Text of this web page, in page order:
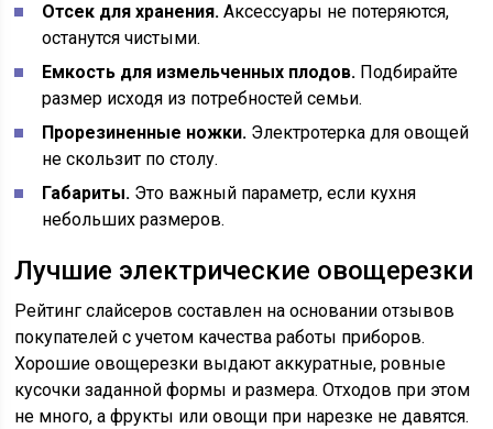
Отсек для хранения. Аксессуары не потеряются,
останутся чистыми.
Емкость для измельченных плодов. Подбирайте
размер исходя из потребностей семьи.
Прорезиненные ножки. Электротерка для овощей
не скользит по столу.
Габариты. Это важный параметр, если кухня
небольших размеров.
Лучшие электрические овощерезки
Рейтинг слайсеров составлен на основании отзывов
покупателей с учетом качества работы приборов.
Хорошие овощерезки выдают аккуратные, ровные
кусочки заданной формы и размера. Отходов при этом
не много, а фрукты или овощи при нарезке не давятся.